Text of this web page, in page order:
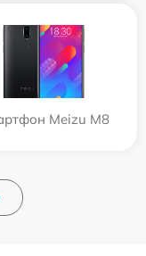
Meizu M8